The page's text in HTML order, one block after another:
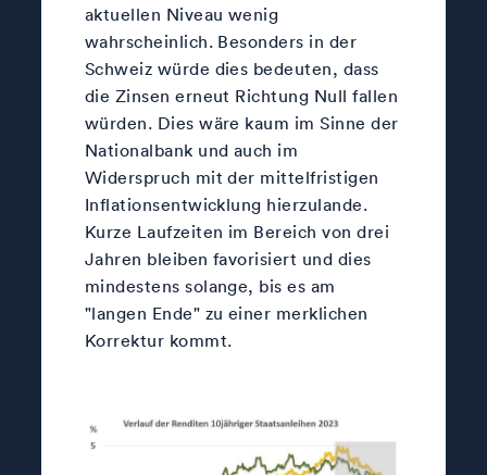
aktuellen Niveau wenig
wahrscheinlich. Besonders in der
Schweiz würde dies bedeuten, dass
die Zinsen erneut Richtung Null fallen
würden. Dies wäre kaum im Sinne der
Nationalbank und auch im
Widerspruch mit der mittelfristigen
Inflationsentwicklung hierzulande.
Kurze Laufzeiten im Bereich von drei
Jahren bleiben favorisiert und dies
mindestens solange, bis es am
"langen Ende" zu einer merklichen
Korrektur kommt.